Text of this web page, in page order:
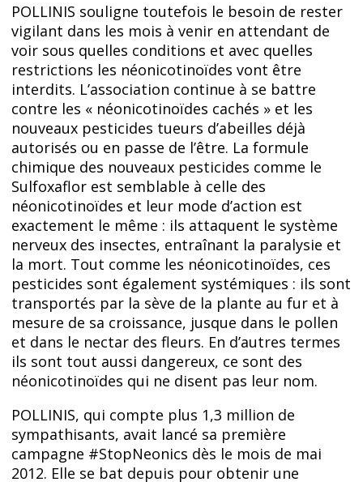
POLLINIS souligne toutefois le besoin de rester
vigilant dans les mois à venir en attendant de
voir sous quelles conditions et avec quelles
restrictions les néonicotinoïdes vont être
interdits. L’association continue à se battre
contre les « néonicotinoïdes cachés » et les
nouveaux pesticides tueurs d’abeilles déjà
autorisés ou en passe de l’être. La formule
chimique des nouveaux pesticides comme le
Sulfoxaflor est semblable à celle des
néonicotinoïdes et leur mode d’action est
exactement le même : ils attaquent le système
nerveux des insectes, entraînant la paralysie et
la mort. Tout comme les néonicotinoïdes, ces
pesticides sont également systémiques : ils sont
transportés par la sève de la plante au fur et à
mesure de sa croissance, jusque dans le pollen
et dans le nectar des fleurs. En d’autres termes
ils sont tout aussi dangereux, ce sont des
néonicotinoïdes qui ne disent pas leur nom.
POLLINIS, qui compte plus 1,3 million de
sympathisants, avait lancé sa première
campagne #StopNeonics dès le mois de mai
2012. Elle se bat depuis pour obtenir une